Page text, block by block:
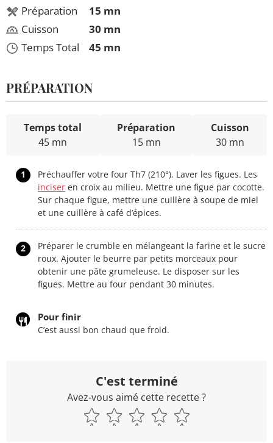
Préparation
Cuisson
Temps Total
15 mn
30 mn
45 mn
PRÉPARATION
Temps total
45 mn
Préparation
15 mn
Cuisson
30 mn
1
Préchauffer votre four Th7 (210°). Laver les figues. Les
inciser en croix au milieu. Mettre une figue par cocotte.
Sur chaque figue, mettre une cuillère à soupe de miel
et une cuillère à café d’épices.
2
Préparer le crumble en mélangeant la farine et le sucre
roux. Ajouter le beurre par petits morceaux pour
obtenir une pâte grumeleuse. Le disposer sur les
figues. Mettre au four pendant 30 minutes.
Pour finir
C’est aussi bon chaud que froid.
C'est terminé
Avez-vous aimé cette recette ?